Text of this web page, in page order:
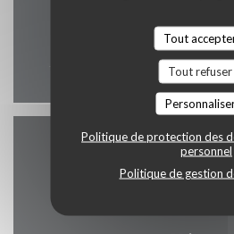
Tout
Tout refuser
Politique de protection des
personnel
Politique de gestion
12h00 -
Accès